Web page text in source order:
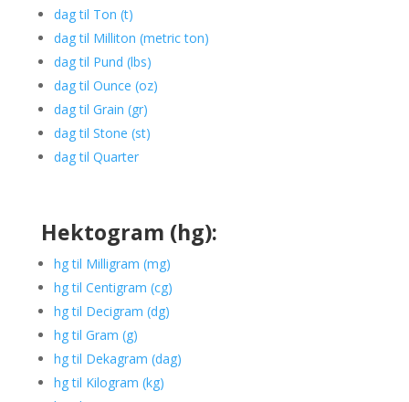
dag til Ton (t)
dag til Milliton (metric ton)
dag til Pund (lbs)
dag til Ounce (oz)
dag til Grain (gr)
dag til Stone (st)
dag til Quarter
Hektogram (hg):
hg til Milligram (mg)
hg til Centigram (cg)
hg til Decigram (dg)
hg til Gram (g)
hg til Dekagram (dag)
hg til Kilogram (kg)